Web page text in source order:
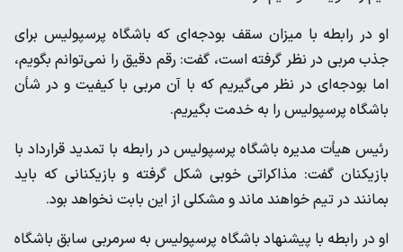
او در رابطه با میزان سقف بودجه‌ای که باشگاه پرسپولیس برای
جذب مربی در نظر گرفته است، گفت: رقم دقیق را نمی‌توانم بگویم،
اما بودجه‌ای در نظر می‌گیریم که با آن مربی با کیفیت و در شأن
باشگاه پرسپولیس را به خدمت بگیریم.
رئیس هیأت مدیره باشگاه پرسپولیس در رابطه با تمدید قرارداد با
بازیکنان گفت: مذاکراتی خوبی شکل گرفته و بازیکنانی که باید
بمانند در تیم خواهند ماند و مشکلی از این بابت نخواهد بود.
او در رابطه با پیشنهاد باشگاه پرسپولیس به سرمربی سابق باشگاه